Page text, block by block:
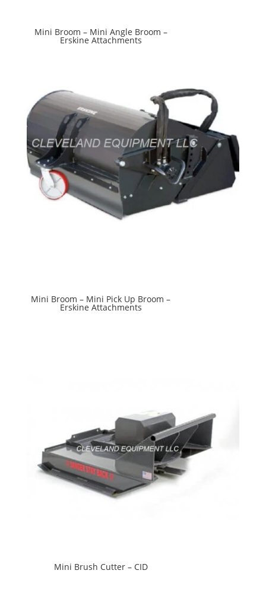
Mini Broom – Mini Angle Broom –
Erskine Attachments
Mini Broom – Mini Pick Up Broom –
Erskine Attachments
Mini Brush Cutter – CID